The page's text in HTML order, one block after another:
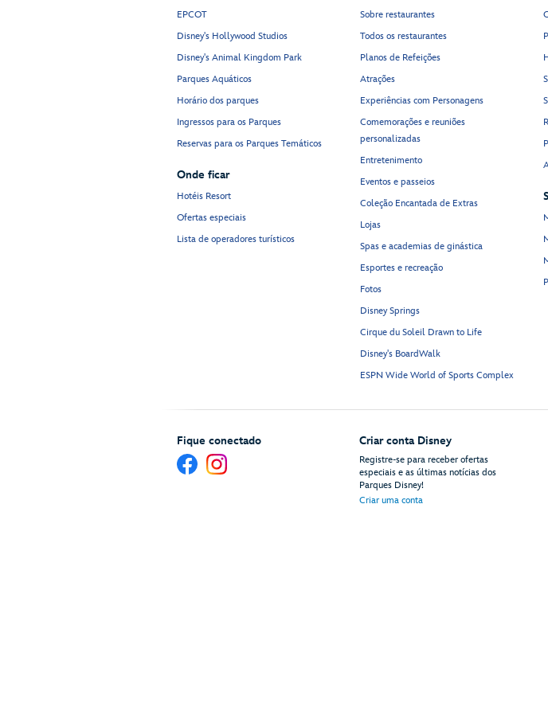
EPCOT
Disney's Hollywood Studios
Disney's Animal Kingdom Park
Parques Aquáticos
Horário dos parques
Ingressos para os Parques
Reservas para os Parques Temáticos
Onde ficar
Hotéis Resort
Ofertas especiais
Lista de operadores turísticos
Sobre restaurantes
Todos os restaurantes
Planos de Refeições
Atrações
Experiências com Personagens
Comemorações e reuniões
personalizadas
Entretenimento
Eventos e passeios
Coleção Encantada de Extras
Lojas
Spas e academias de ginástica
Esportes e recreação
Fotos
Disney Springs
Cirque du Soleil Drawn to Life
Disney's BoardWalk
ESPN Wide World of Sports Complex
Fique conectado Criar conta Disney
Registre-se para receber ofertas
especiais e as últimas notícias dos
Parques Disney!
Criar uma conta